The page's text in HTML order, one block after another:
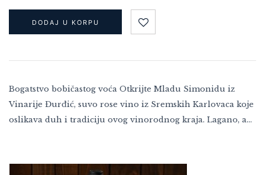
DODAJ U KORPU
Bogatstvo bobičastog voća Otkrijte Mladu Simonidu iz
Vinarije Đurđić, suvo rose vino iz Sremskih Karlovaca koje
oslikava duh i tradiciju ovog vinorodnog kraja. Lagano, a…